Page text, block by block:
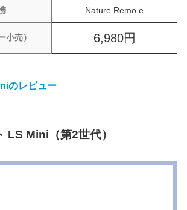
Nature Remo e
小売） 6,980円
のレビュー
LS Mini（第2世代）